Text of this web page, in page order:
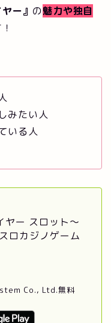
ー』 の魅力や独自
みたい人
いる人
ヤー スロット〜
ロカジノゲーム
Co., Ltd.無料